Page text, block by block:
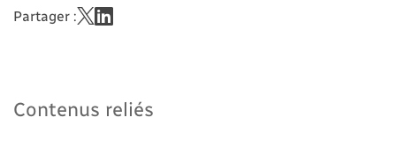
Partager :
Contenus reliés